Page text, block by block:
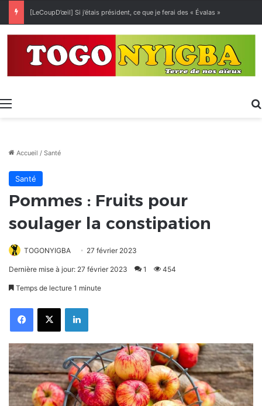
[LeCoupD’œil] Si j’étais président, ce que je ferai des « Évalas »
Menu
Accueil / Santé
Santé
Pommes : Fruits pour
soulager la constipation
TOGONYIGBA 27 février 2023
Dernière mise à jour: 27 février 2023 1 454
Temps de lecture 1 minute
FacebookX Linkedin